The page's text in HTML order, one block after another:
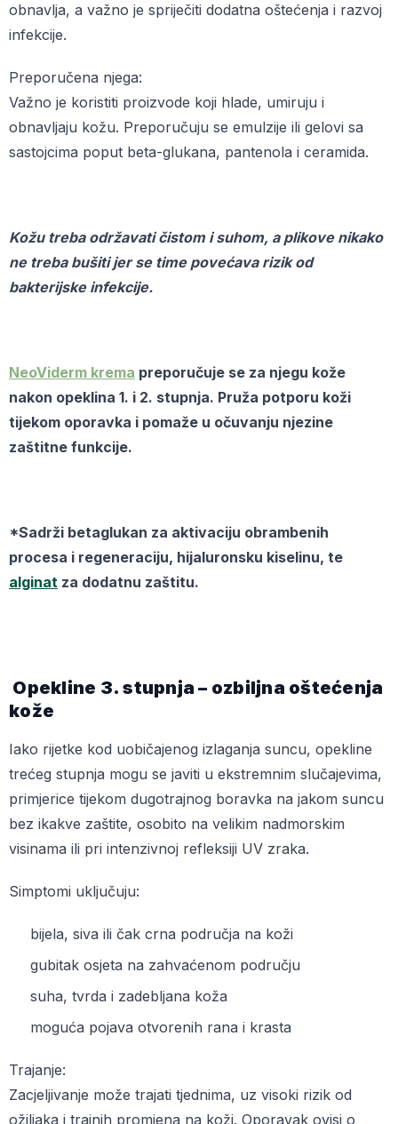
obnavlja, a važno je spriječiti dodatna oštećenja i razvoj
infekcije.
Preporučena njega:
Važno je koristiti proizvode koji hlade, umiruju i
obnavljaju kožu. Preporučuju se emulzije ili gelovi sa
sastojcima poput beta-glukana, pantenola i ceramida.
Kožu treba održavati čistom i suhom, a plikove nikako
ne treba bušiti jer se time povećava rizik od
bakterijske infekcije.
NeoViderm krema preporučuje se za njegu kože
nakon opeklina 1. i 2. stupnja. Pruža potporu koži
tijekom oporavka i pomaže u očuvanju njezine
zaštitne funkcije.
*Sadrži betaglukan za aktivaciju obrambenih
procesa i regeneraciju, hijaluronsku kiselinu, te
alginat za dodatnu zaštitu.
Opekline 3. stupnja – ozbiljna oštećenja
kože
Iako rijetke kod uobičajenog izlaganja suncu, opekline
trećeg stupnja mogu se javiti u ekstremnim slučajevima,
primjerice tijekom dugotrajnog boravka na jakom suncu
bez ikakve zaštite, osobito na velikim nadmorskim
visinama ili pri intenzivnoj refleksiji UV zraka.
Simptomi uključuju:
bijela, siva ili čak crna područja na koži
gubitak osjeta na zahvaćenom području
suha, tvrda i zadebljana koža
moguća pojava otvorenih rana i krasta
Trajanje:
Zacjeljivanje može trajati tjednima, uz visoki rizik od
ožiljaka i trajnih promjena na koži. Oporavak ovisi o